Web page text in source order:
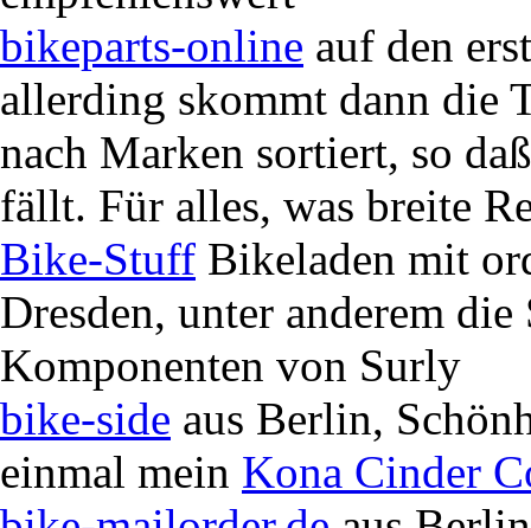
bikeparts-online auf den
allerding skommt dann die
nach Marken sortiert, so
fällt. Für alles, was breite
Bike-Stuff Bikeladen mit
Dresden, unter anderem
Komponenten von Surly
bike-side aus Berlin,
einmal mein Kona Cinder